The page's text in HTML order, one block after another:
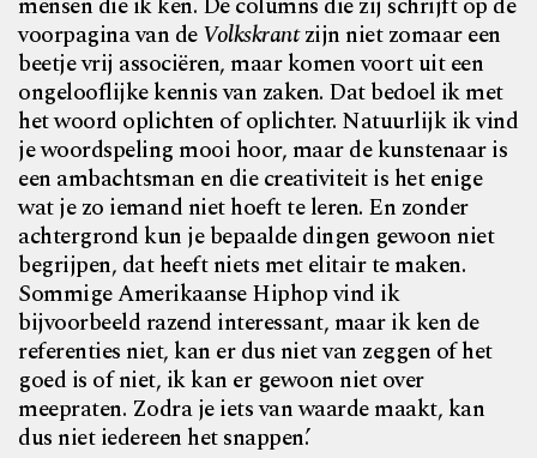
mensen die ik ken. De columns die zij schrijft op de
voorpagina van deVolkskrantzijn niet zomaar een
beetje vrij associëren, maar komen voort uit een
ongelooflijke kennis van zaken. Dat bedoel ik met
het woord oplichten of oplichter. Natuurlijk ik vind
je woordspeling mooi hoor, maar de kunstenaar is
een ambachtsman en die creativiteit is het enige
wat je zo iemand niet hoeft te leren. En zonder
achtergrond kun je bepaalde dingen gewoon niet
begrijpen, dat heeft niets met elitair te maken.
Sommige Amerikaanse Hiphop vind ik
bijvoorbeeld razend interessant, maar ik ken de
referenties niet, kan er dus niet van zeggen of het
goed is of niet, ik kan er gewoon niet over
meepraten. Zodra je iets van waarde maakt, kan
dus niet iedereen het snappen.’